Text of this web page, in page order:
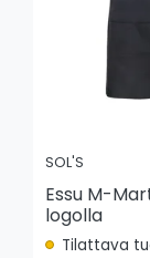
SOL'S
Essu M-
logolla
Tilattava